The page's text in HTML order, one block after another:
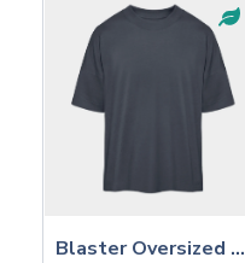
Blaster Oversized Shirt ST/ST | STTU815